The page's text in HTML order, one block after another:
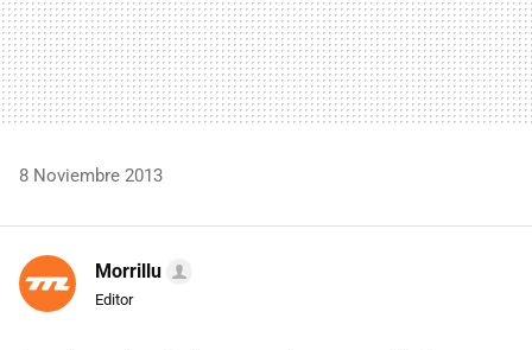
8 Noviembre 2013
Morrillu
Editor